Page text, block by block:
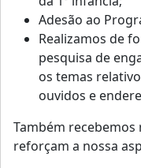
Adesão ao
Realizamos de
pesquisa de
os temas
ouvidos e
Também
reforçam a nossa